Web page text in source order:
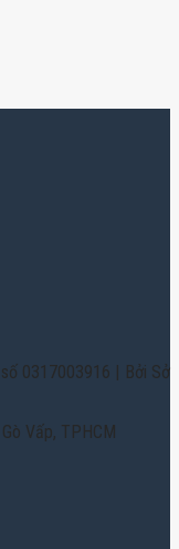
0317003916 | Bởi Sở
Vấp, TPHCM